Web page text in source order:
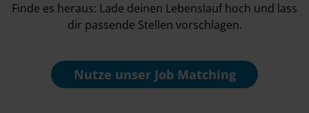
Finde es heraus: Lade deinen Lebenslauf hoch und lass
dir passende Stellen vorschlagen.
Nutze unserJob Matching